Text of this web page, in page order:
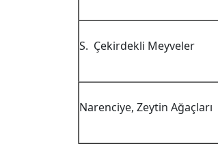
S. Çekirdekli Meyveler
Narenciye, Zeytin Ağaçları